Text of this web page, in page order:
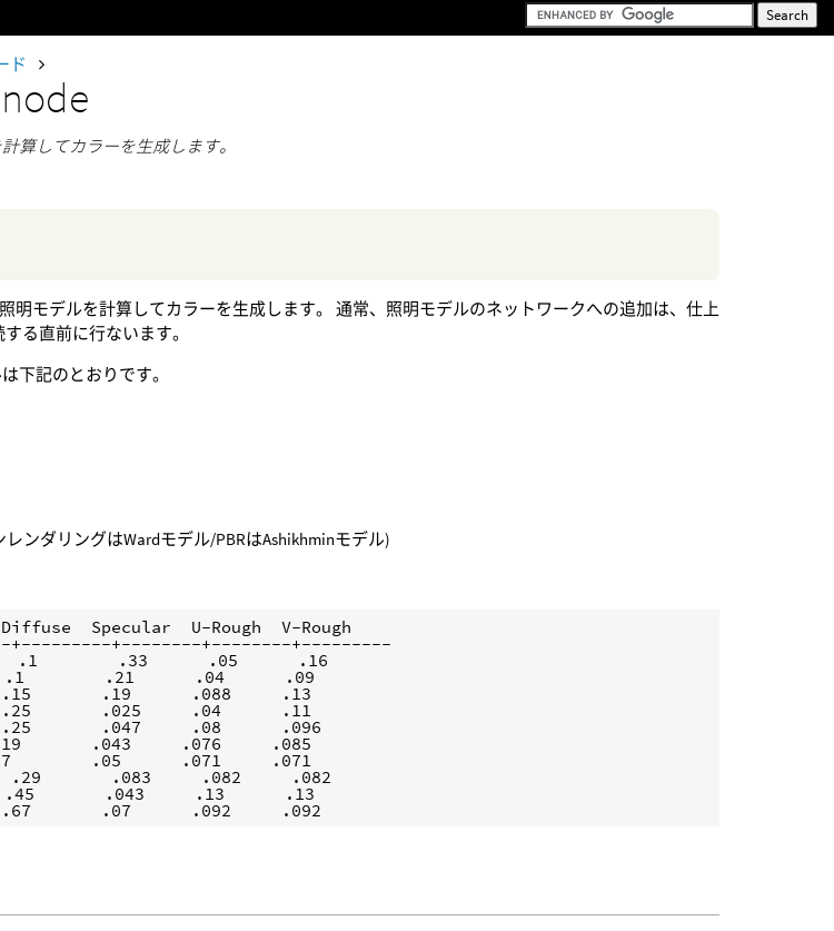
ド
算してカラーを生成します。
明モデルを計算してカラーを生成します。 通常、照明モデルのネットワークへの追加は、仕上
る直前に行ないます。
下記のとおりです。
ンダリングはWardモデル/PBRはAshikhminモデル)
Specular  U-Rough  V-Rough
+--------+--------+---------
.1        .33      .05      .16
.1        .21      .04      .09
.15       .19      .088     .13
.25       .025     .04      .11
.25       .047     .08      .096
.19       .043     .076     .085
ル   .7        .05      .071     .071
.29       .083     .082     .082
.45       .043     .13      .13
.67       .07      .092     .092